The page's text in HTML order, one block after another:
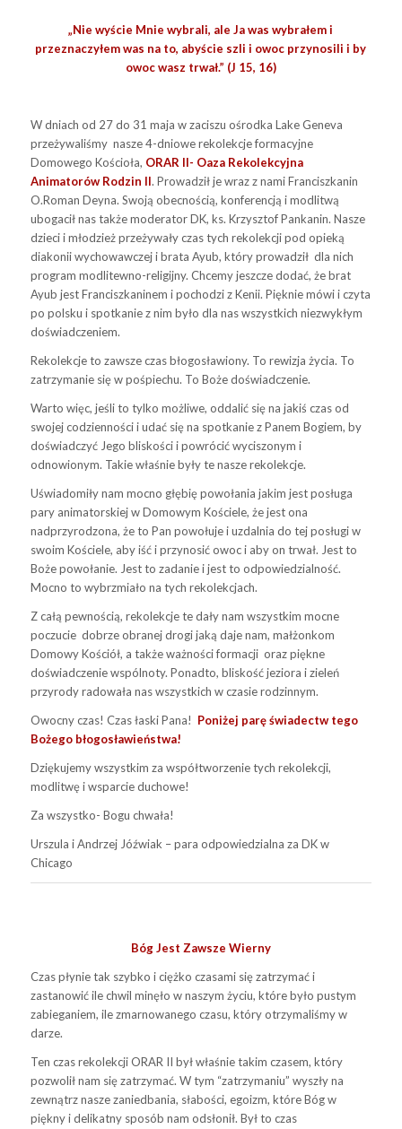
„Nie wyście Mnie wybrali, ale Ja was wybrałem i
przeznaczyłem was na to, abyście szli i owoc przynosili i by
owoc wasz trwał.” (J 15, 16)
W dniach od 27 do 31 maja w zaciszu ośrodka Lake Geneva
przeżywaliśmy nasze 4-dniowe rekolekcje formacyjne
Domowego Kościoła, ORAR II- Oaza Rekolekcyjna
Animatorów Rodzin II. Prowadził je wraz z nami Franciszkanin
O.Roman Deyna. Swoją obecnością, konferencją i modlitwą
ubogacił nas także moderator DK, ks. Krzysztof Pankanin. Nasze
dzieci i młodzież przeżywały czas tych rekolekcji pod opieką
diakonii wychowawczej i brata Ayub, który prowadził dla nich
program modlitewno-religijny. Chcemy jeszcze dodać, że brat
Ayub jest Franciszkaninem i pochodzi z Kenii. Pięknie mówi i czyta
po polsku i spotkanie z nim było dla nas wszystkich niezwykłym
doświadczeniem.
Rekolekcje to zawsze czas błogosławiony. To rewizja życia. To
zatrzymanie się w pośpiechu. To Boże doświadczenie.
Warto więc, jeśli to tylko możliwe, oddalić się na jakiś czas od
swojej codzienności i udać się na spotkanie z Panem Bogiem, by
doświadczyć Jego bliskości i powrócić wyciszonym i
odnowionym. Takie właśnie były te nasze rekolekcje.
Uświadomiły nam mocno głębię powołania jakim jest posługa
pary animatorskiej w Domowym Kościele, że jest ona
nadprzyrodzona, że to Pan powołuje i uzdalnia do tej posługi w
swoim Kościele, aby iść i przynosić owoc i aby on trwał. Jest to
Boże powołanie. Jest to zadanie i jest to odpowiedzialność.
Mocno to wybrzmiało na tych rekolekcjach.
Z całą pewnością, rekolekcje te dały nam wszystkim mocne
poczucie dobrze obranej drogi jaką daje nam, małżonkom
Domowy Kościół, a także ważności formacji oraz piękne
doświadczenie wspólnoty. Ponadto, bliskość jeziora i zieleń
przyrody radowała nas wszystkich w czasie rodzinnym.
Owocny czas! Czas łaski Pana! Poniżej parę świadectw tego
Bożego błogosławieństwa!
Dziękujemy wszystkim za współtworzenie tych rekolekcji,
modlitwę i wsparcie duchowe!
Za wszystko- Bogu chwała!
Urszula i Andrzej Jóźwiak – para odpowiedzialna za DK w
Chicago
Bóg Jest Zawsze Wierny
Czas płynie tak szybko i ciężko czasami się zatrzymać i
zastanowić ile chwil minęło w naszym życiu, które było pustym
zabieganiem, ile zmarnowanego czasu, który otrzymaliśmy w
darze.
Ten czas rekolekcji ORAR II był właśnie takim czasem, który
pozwolił nam się zatrzymać. W tym “zatrzymaniu” wyszły na
zewnątrz nasze zaniedbania, słabości, egoizm, które Bóg w
piękny i delikatny sposób nam odsłonił. Był to czas